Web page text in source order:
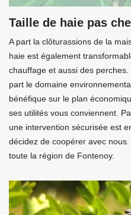
Taille de haie pas
A part la clôturassions de la
haie est également
chauffage et aussi des
part le domaine
bénéfique sur le plan
ses utilités vous conviennent.
une intervention sécurisée est
décidez de coopérer avec
toute la région de Fontenoy.